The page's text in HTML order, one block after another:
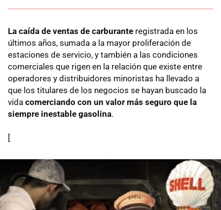
La caída de ventas de carburante registrada en los
últimos años, sumada a la mayor proliferación de
estaciones de servicio, y también a las condiciones
comerciales que rigen en la relación que existe entre
operadores y distribuidores minoristas ha llevado a
que los titulares de los negocios se hayan buscado la
vida comerciando con un valor más seguro que la
siempre inestable gasolina.
[